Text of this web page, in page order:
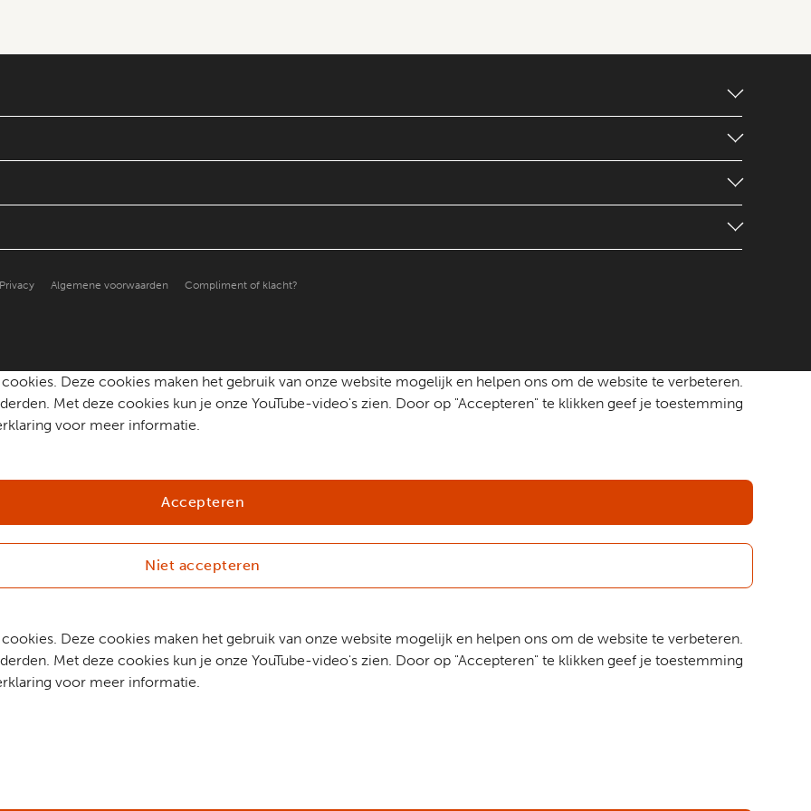
Privacy Algemene voorwaarden Compliment of klacht?
Deze cookies maken het gebruik van onze website mogelijk en helpen ons om de website te verbeteren.
Met deze cookies kun je onze YouTube-video's zien. Door op "Accepteren" te klikken geef je toestemming
voor meer informatie.
Accepteren
Niet accepteren
Deze cookies maken het gebruik van onze website mogelijk en helpen ons om de website te verbeteren.
Met deze cookies kun je onze YouTube-video's zien. Door op "Accepteren" te klikken geef je toestemming
voor meer informatie.